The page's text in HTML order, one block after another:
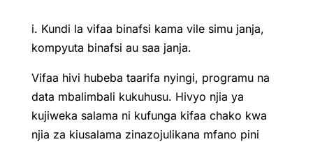
i. Kundi la vifaa binafsi kama vile simu janja,
kompyuta binafsi au saa janja.
Vifaa hivi hubeba taarifa nyingi, programu na
data mbalimbali kukuhusu. Hivyo njia ya
kujiweka salama ni kufunga kifaa chako kwa
njia za kiusalama zinazojulikana mfano pini